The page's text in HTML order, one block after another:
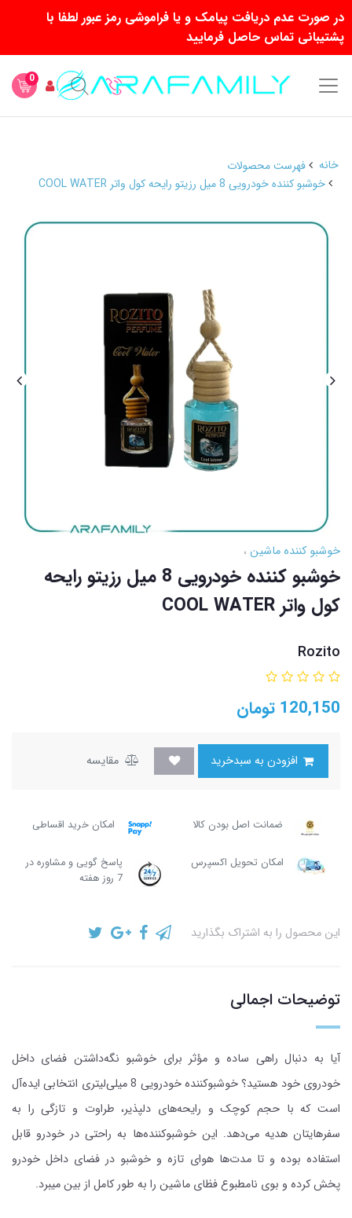
در صورت عدم دریافت پیامک و یا فراموشی رمز عبور لطفا با
پشتیبانی تماس حاصل فرمایید
0
خانه
فهرست محصولات
خوشبو کننده خودرویی 8 میل رزیتو رایحه کول واتر COOL WATER
خوشبو کننده ماشین
خوشبو کننده خودرویی 8 میل رزیتو رایحه
کول واتر COOL WATER
Rozito
120,150 تومان
مقایسه
ضمانت اصل بودن کالا امکان خرید اقساطی
امکان تحویل اکسپرس
پاسخ گویی و مشاوره در
7 روز هفته
این محصول را به اشتراک بگذارید
توضیحات اجمالی
آیا به دنبال راهی ساده و مؤثر برای خوشبو نگه‌داشتن فضای داخل
خودروی خود هستید؟ خوشبوکننده خودرویی 8 میلی‌لیتری انتخابی ایده‌آل
است که با حجم کوچک و رایحه‌های دلپذیر، طراوت و تازگی را به
سفرهایتان هدیه می‌دهد. این خوشبوکننده‌ها به راحتی در خودرو قابل
استفاده بوده و تا مدت‌ها هوای تازه و خوشبو در فضای داخل خودرو
پخش کرده و بوی نامطبوع فظای ماشین را به طور کامل از بین میبرد.